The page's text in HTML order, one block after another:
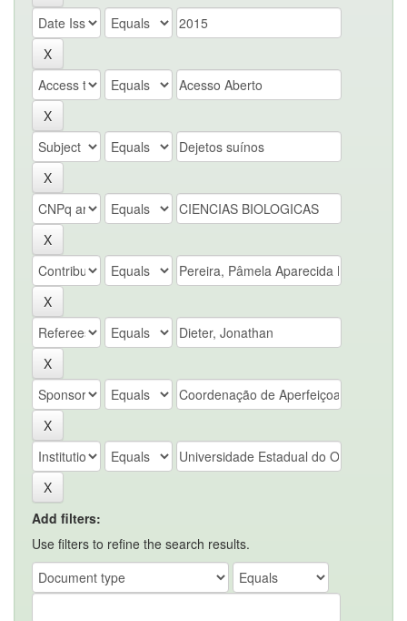
Add filters:
Use filters to refine the search results.